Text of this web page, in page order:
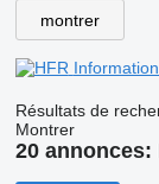
montrer
Résultats de
Montrer
20 annonces: